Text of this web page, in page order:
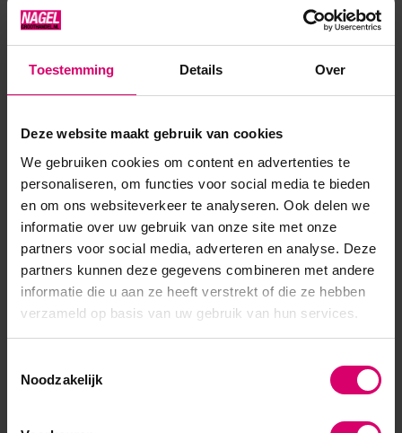
Toestemming Details Over
Deze website maakt gebruik van cookies
We gebruiken cookies om content en advertenties te
personaliseren, om functies voor social media te bieden
en om ons websiteverkeer te analyseren. Ook delen we
informatie over uw gebruik van onze site met onze
partners voor social media, adverteren en analyse. Deze
partners kunnen deze gegevens combineren met andere
informatie die u aan ze heeft verstrekt of die ze hebben
verzameld op basis van uw gebruik van hun services.
Noodzakelijk
koraal en speels roze tot dieppaars en verfrissend blauw –
de perfecte keuze voor elke stemming. 3S271 Marina/
Lagoon Blue – een frisse, heldere blauwe tint geïnspireerd op
de lichtheid van de zomerhemel en de verfrissende ...
Toon meer